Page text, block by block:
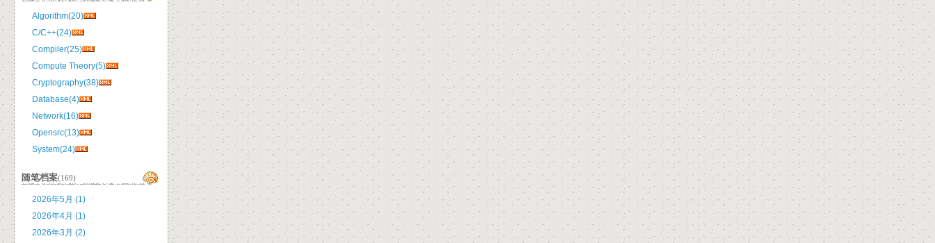
Algorithm(20)
C/C++(24)
Compiler(25)
Compute Theory(5)
Cryptography(38)
Database(4)
Network(16)
Opensrc(13)
System(24)
随笔档案(169)
2026年5月 (1)
2026年4月 (1)
2026年3月 (2)